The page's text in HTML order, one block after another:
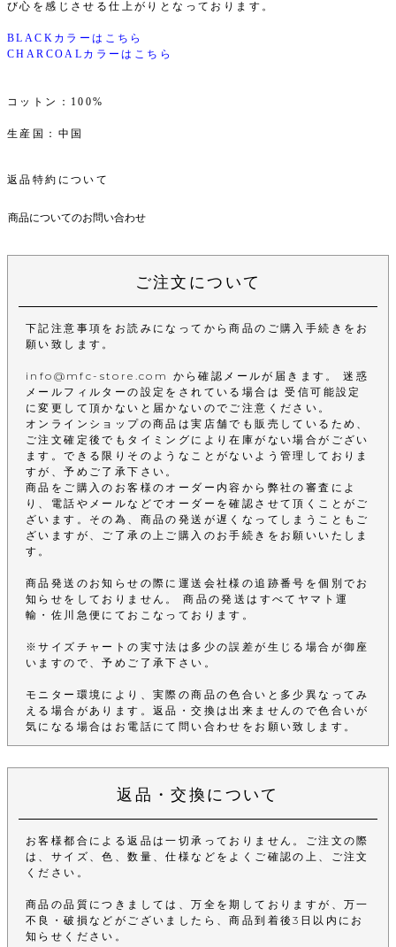
び心を感じさせる仕上がりとなっております。
BLACKカラーはこちら
CHARCOALカラーはこちら
コットン：100%
生産国：中国
返品特約について
商品についてのお問い合わせ
ご注文について
下記注意事項をお読みになってから商品のご購入手続きをお
願い致します。
info@mfc-store.com から確認メールが届きます。 迷惑
メールフィルターの設定をされている場合は 受信可能設定
に変更して頂かないと届かないのでご注意ください。
オンラインショップの商品は実店舗でも販売しているため、
ご注文確定後でもタイミングにより在庫がない場合がござい
ます。できる限りそのようなことがないよう管理しておりま
すが、予めご了承下さい。
商品をご購入のお客様のオーダー内容から弊社の審査によ
り、電話やメールなどでオーダーを確認させて頂くことがご
ざいます。その為、商品の発送が遅くなってしまうこともご
ざいますが、ご了承の上ご購入のお手続きをお願いいたしま
す。
商品発送のお知らせの際に運送会社様の追跡番号を個別でお
知らせをしておりません。 商品の発送はすべてヤマト運
輸・佐川急便にておこなっております。
※サイズチャートの実寸法は多少の誤差が生じる場合が御座
いますので、予めご了承下さい。
モニター環境により、実際の商品の色合いと多少異なってみ
える場合があります。返品・交換は出来ませんので色合いが
気になる場合はお電話にて問い合わせをお願い致します。
返品・交換について
お客様都合による返品は一切承っておりません。ご注文の際
は、サイズ、色、数量、仕様などをよくご確認の上、ご注文
ください。
商品の品質につきましては、万全を期しておりますが、万一
不良・破損などがございましたら、商品到着後3日以内にお
知らせください。